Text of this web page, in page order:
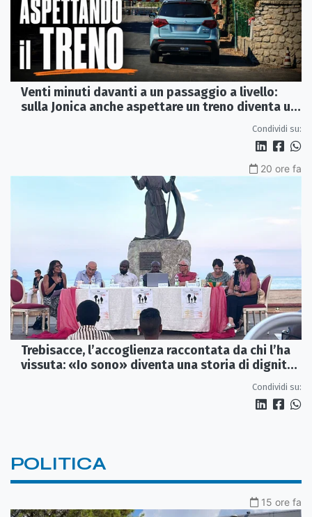
Venti minuti davanti a un passaggio a livello:
sulla Jonica anche aspettare un treno diventa un
Condividi su:
20 ore fa
Trebisacce, l’accoglienza raccontata da chi l’ha
vissuta: «Io sono» diventa una storia di dignità
Condividi su:
POLITICA
15 ore fa